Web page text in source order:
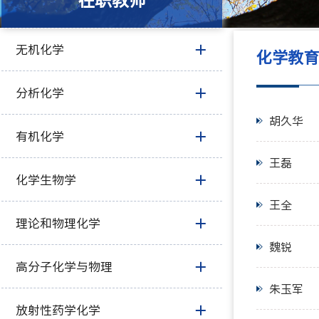
无机化学
分析化学
有机化学
化学生物学
理论和物理化学
高分子化学与物理
放射性药学化学
化学教育
胡久华
王磊
王全
魏锐
朱玉军